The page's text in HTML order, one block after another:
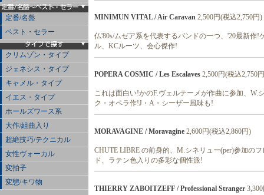
定番/名盤
ベスト・セラー
クリムゾン・タイプ
ジェネシス・タイプ
キャメル・タイプ
イエス・タイプ
ホールズワース系
大作/組曲入り
超絶技巧/テクニカル
女性ヴォーカル
変拍子
変態/キワ物
MINIMUN VITAL / Air Caravan 2,500円(税込2,750円)
仏'80s/ムゼア系を代表するバンドの一つ、'20最新作
ル、KCルーツ、会心傑作!
POPERA COSMIC / Les Escalaves 2,500円(税込2,750
これは面白い!かのF.ヴェルテーメが作曲に参加、W.
ク・オペラ作!J・A・シーザー風味も!
MORAVAGINE / Moravagine 2,600円(税込2,860円)
CHUTE LIBRE の前身的、M.シネリュー(per)参加の
ド、ラテン色入りの多彩な個性派!
THIERRY ZABOITZEFF / Professional Stranger